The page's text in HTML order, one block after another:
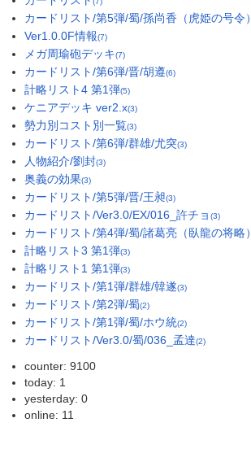
カードリスト/第5弾/蜀/孫尚香（虎姫の号令）
Ver1.0.0F情報(7)
メガ周瑜砲デッキ(7)
カードリスト/第6弾/晋/胡遵(6)
計略リスト4 第1弾(5)
ケニアデッキ ver2.x(3)
勢力別コスト別一覧(3)
カードリスト/第6弾/群雄/尤突(3)
人物紹介/劉封(3)
奥義の効果(3)
カードリスト/第5弾/晋/王昶(3)
カードリスト/Ver3.0/EX/016_許チョ (3)
カードリスト/第4弾/蜀/諸葛亮（臥龍の将略）
計略リスト3 第1弾(3)
計略リスト1 第1弾(3)
カードリスト/第1弾/群雄/韓遂(3)
カードリスト/第2弾/蜀(2)
カードリスト/第1弾/蜀/ホウ統(2)
カードリスト/Ver3.0/蜀/036_孟達(2)
counter: 9100
today: 1
yesterday: 0
online: 11